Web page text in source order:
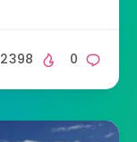
0
2398